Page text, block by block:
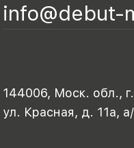
info@debut-
144006, Моск. обл.,
ул. Красная, д. 11а,